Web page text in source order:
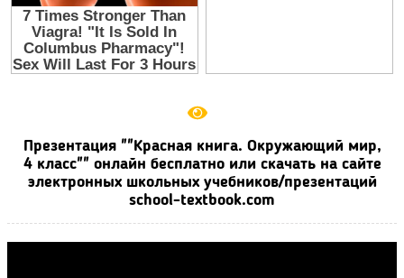
Презентация ""Красная книга. Окружающий мир,
4 класс"" онлайн бесплатно или скачать на сайте
электронных школьных учебников/презентаций
school-textbook.com